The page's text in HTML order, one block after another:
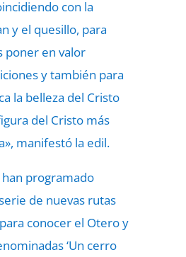
con la
y el quesillo, para
poner en valor
y también para
la belleza del Cristo
del Cristo más
manifestó la edil.
programado
de nuevas rutas
conocer el Otero y
‘Un cerro